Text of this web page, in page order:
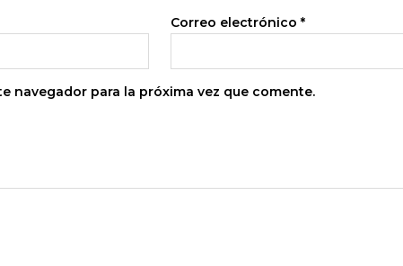
Correo electrónico *
navegador para la próxima vez que comente.